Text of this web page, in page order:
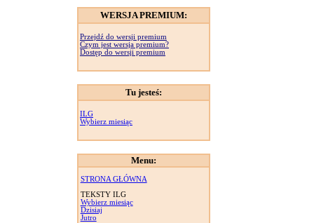
WERSJA PREMIUM:
Przejdź do wersji premium
Czym jest wersja premium?
Dostęp do wersji premium
Tu jesteś:
ILG
Wybierz miesiąc
Menu:
STRONA GŁÓWNA
TEKSTY ILG
Wybierz miesiąc
Dzisiaj
Jutro